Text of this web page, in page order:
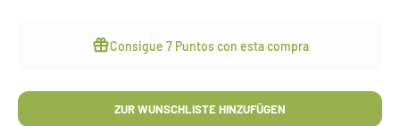
Consigue 7 Puntoscon esta compra
ZUR WUNSCHLISTE HINZUFÜGEN